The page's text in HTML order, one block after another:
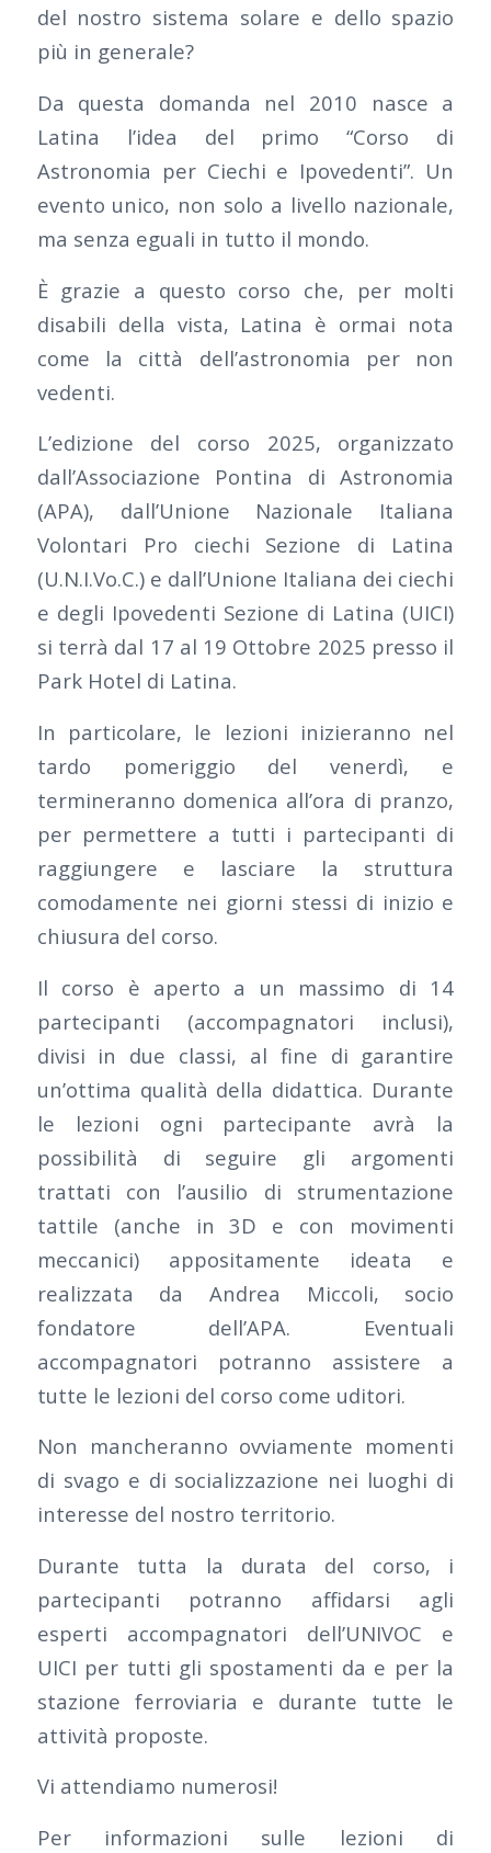
del nostro sistema solare e dello spazio
più in generale?
Da questa domanda nel 2010 nasce a
Latina l’idea del primo “Corso di
Astronomia per Ciechi e Ipovedenti”. Un
evento unico, non solo a livello nazionale,
ma senza eguali in tutto il mondo.
È grazie a questo corso che, per molti
disabili della vista, Latina è ormai nota
come la città dell’astronomia per non
vedenti.
L’edizione del corso 2025, organizzato
dall’Associazione Pontina di Astronomia
(APA), dall’Unione Nazionale Italiana
Volontari Pro ciechi Sezione di Latina
(U.N.I.Vo.C.) e dall’Unione Italiana dei ciechi
e degli Ipovedenti Sezione di Latina (UICI)
si terrà dal 17 al 19 Ottobre 2025 presso il
Park Hotel di Latina.
In particolare, le lezioni inizieranno nel
tardo pomeriggio del venerdì, e
termineranno domenica all’ora di pranzo,
per permettere a tutti i partecipanti di
raggiungere e lasciare la struttura
comodamente nei giorni stessi di inizio e
chiusura del corso.
Il corso è aperto a un massimo di 14
partecipanti (accompagnatori inclusi),
divisi in due classi, al fine di garantire
un’ottima qualità della didattica. Durante
le lezioni ogni partecipante avrà la
possibilità di seguire gli argomenti
trattati con l’ausilio di strumentazione
tattile (anche in 3D e con movimenti
meccanici) appositamente ideata e
realizzata da Andrea Miccoli, socio
fondatore dell’APA. Eventuali
accompagnatori potranno assistere a
tutte le lezioni del corso come uditori.
Non mancheranno ovviamente momenti
di svago e di socializzazione nei luoghi di
interesse del nostro territorio.
Durante tutta la durata del corso, i
partecipanti potranno affidarsi agli
esperti accompagnatori dell’UNIVOC e
UICI per tutti gli spostamenti da e per la
stazione ferroviaria e durante tutte le
attività proposte.
Vi attendiamo numerosi!
Per informazioni sulle lezioni di